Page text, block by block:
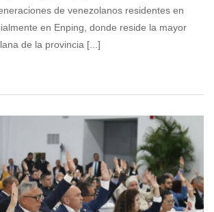
de venezolanos residentes en
en Enping, donde reside la mayor
de la provincia [...]